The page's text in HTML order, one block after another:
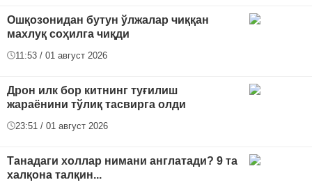
Ошқозонидан бутун ўлжалар чиққан
махлуқ соҳилга чиқди
11:53 / 01 август 2026
Дрон илк бор китнинг туғилиш
жараёнини тўлиқ тасвирга олди
23:51 / 01 август 2026
Танадаги холлар нимани англатади? 9 та
халқона талқин...